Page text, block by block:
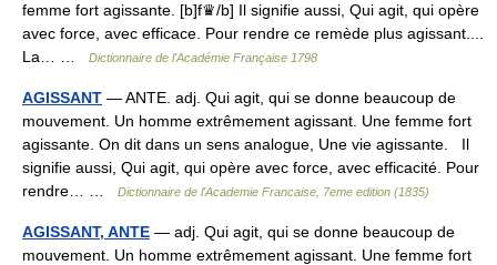
femme fort agissante. [b]f♛/b] Il signifie aussi, Qui agit, qui opère
avec force, avec efficace. Pour rendre ce remède plus agissant....
La… …
Dictionnaire de l'Académie Française 1798
AGISSANT — ANTE. adj. Qui agit, qui se donne beaucoup de
mouvement. Un homme extrêmement agissant. Une femme fort
agissante. On dit dans un sens analogue, Une vie agissante. Il
signifie aussi, Qui agit, qui opère avec force, avec efficacité. Pour
rendre… …
Dictionnaire de l'Academie Francaise, 7eme edition (1835)
AGISSANT, ANTE — adj. Qui agit, qui se donne beaucoup de
mouvement. Un homme extrêmement agissant. Une femme fort